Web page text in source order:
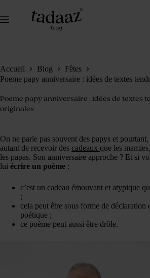
contenu
Accueil Blog
Fêtes
Poeme papy anniversaire : idées de textes
Poeme papy anniversaire : idées de textes
originales
On ne parle pas souvent des papys et
autant de recevoir des cadeaux que les
les papas. Son anniversaire approche ? Et si
lui écrire un poème :
c’est un cadeau émouvant et atypique
;
cela peut être sous forme de déclaration
poétique ;
ce poème peut aussi être drôle.